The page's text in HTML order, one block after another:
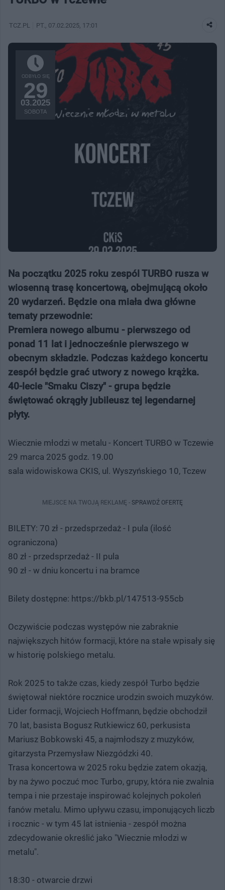
TCZ.PL PT. , 07.02.2025, 17:01
ODBYŁO SIĘ
29
03.2025
SOBOTA
Na początku 2025 roku zespól TURBO rusza w
wiosenną trasę koncertową, obejmującą około
20 wydarzeń. Będzie ona miała dwa główne
tematy przewodnie:
Premiera nowego albumu - pierwszego od
ponad 11 lat i jednocześnie pierwszego w
obecnym składzie. Podczas każdego koncertu
zespół będzie grać utwory z nowego krążka.
40-lecie "Smaku Ciszy" - grupa będzie
świętować okrągły jubileusz tej legendarnej
płyty.
Wiecznie młodzi w metalu - Koncert TURBO w Tczewie
29 marca 2025 godz. 19.00
sala widowiskowa CKIS, ul. Wyszyńskiego 10, Tczew
MIEJSCE NA TWOJĄ REKLAMĘ - SPRAWDŹ OFERTĘ
BILETY: 70 zł - przedsprzedaż - I pula (ilość
ograniczona)
80 zł - przedsprzedaż - II pula
90 zł - w dniu koncertu i na bramce
Bilety dostępne: https://bkb.pl/147513-955cb
Oczywiście podczas występów nie zabraknie
największych hitów formacji, które na stałe wpisały się
w historię polskiego metalu.
Rok 2025 to także czas, kiedy zespół Turbo będzie
świętował niektóre rocznice urodzin swoich muzyków.
Lider formacji, Wojciech Hoffmann, będzie obchodził
70 lat, basista Bogusz Rutkiewicz 60, perkusista
Mariusz Bobkowski 45, a najmłodszy z muzyków,
gitarzysta Przemysław Niezgódzki 40.
Trasa koncertowa w 2025 roku będzie zatem okazją,
by na żywo poczuć moc Turbo, grupy, która nie zwalnia
tempa i nie przestaje inspirować kolejnych pokoleń
fanów metalu. Mimo upływu czasu, imponujących liczb
i rocznic - w tym 45 lat istnienia - zespół można
zdecydowanie określić jako "Wiecznie młodzi w
metalu".
18:30 - otwarcie drzwi